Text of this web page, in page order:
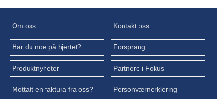
Om oss Kontakt oss
Har du noe på hjertet? Forsprang
Produktnyheter Partnere i Fokus
Mottatt en faktura fra oss? Personværnerklering